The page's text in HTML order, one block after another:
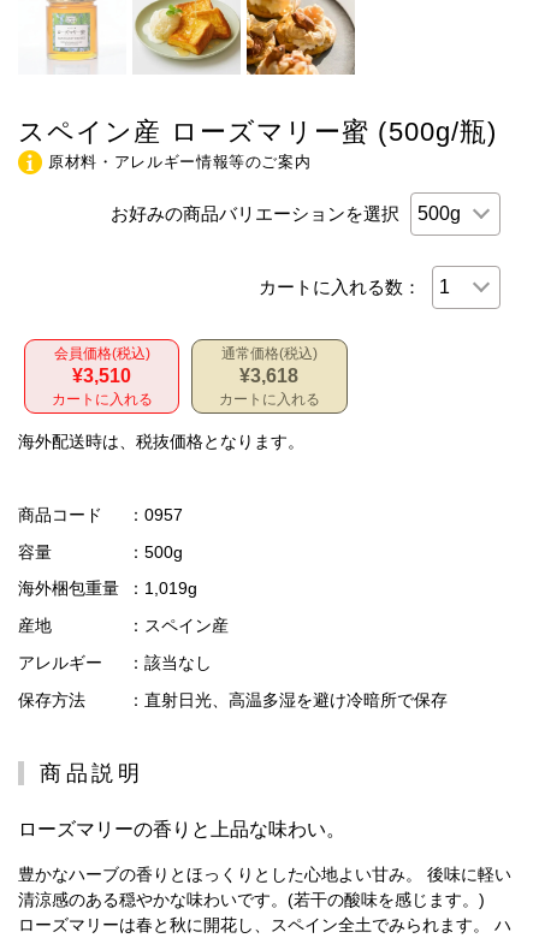
スペイン産 ローズマリー蜜 (500g/瓶)
原材料・アレルギー情報等のご案内
お好みの商品バリエーションを選択
カートに入れる数：
会員価格(税込)
¥3,510
カートに入れる
通常価格(税込)
¥3,618
カートに入れる
海外配送時は、税抜価格となります。
商品コード
：0957
容量
：500g
海外梱包重量
：1,019g
産地
：スペイン産
アレルギー
：該当なし
保存方法
：直射日光、高温多湿を避け冷暗所で保存
商品説明
ローズマリーの香りと上品な味わい。
豊かなハーブの香りとほっくりとした心地よい甘み。 後味に軽い
清涼感のある穏やかな味わいです。(若干の酸味を感じます。)
ローズマリーは春と秋に開花し、スペイン全土でみられます。 ハ